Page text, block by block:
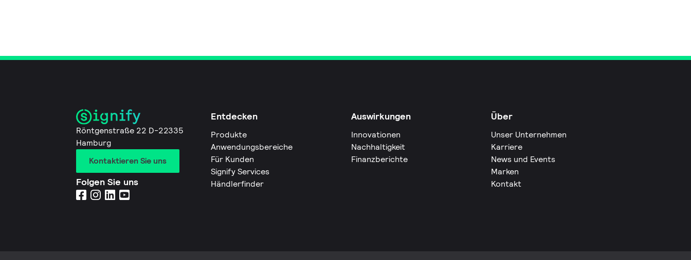
Röntgenstraße 22 D-22335
Hamburg
Kontaktieren Sie uns
Folgen Sie uns
Entdecken
Produkte
Anwendungsbereiche
Für Kunden
Signify Services
Händlerfinder
Auswirkungen
Innovationen
Nachhaltigkeit
Finanzberichte
Über
Unser Unternehmen
Karriere
News und Events
Marken
Kontakt